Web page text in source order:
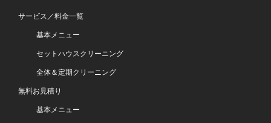
サービス／料金一覧
基本メニュー
セットハウスクリーニング
全体＆定期クリーニング
無料お見積り
基本メニュー